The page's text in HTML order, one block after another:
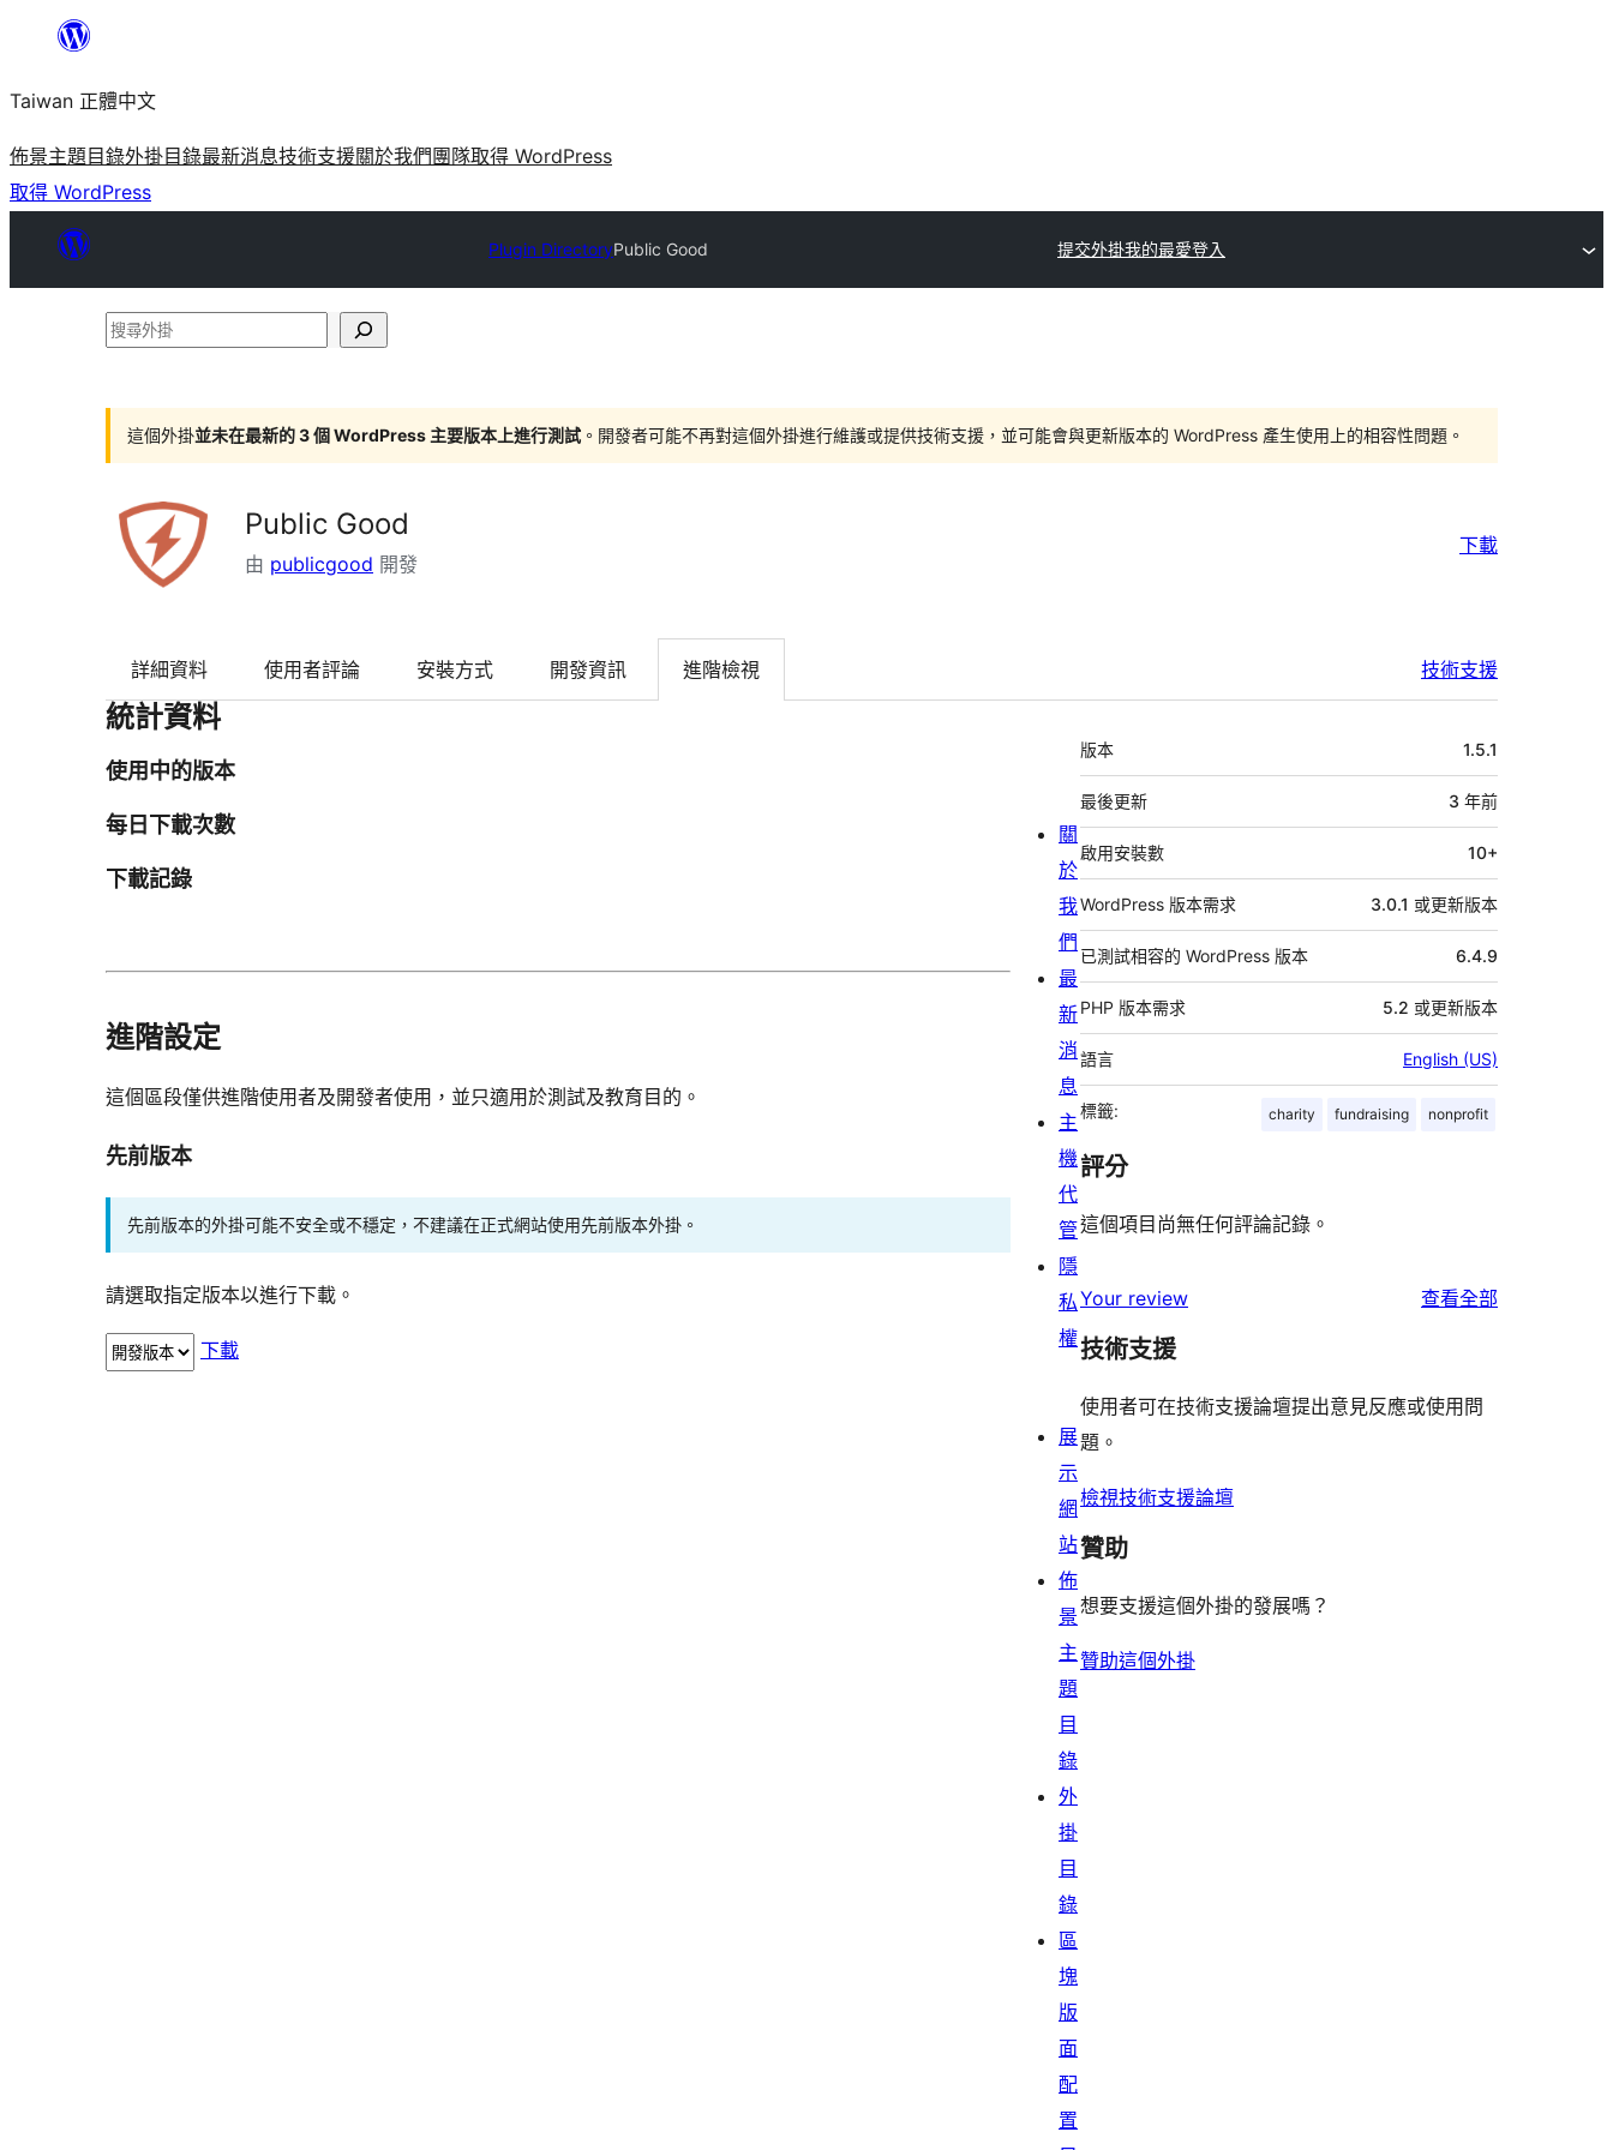
主
要
內
容
Taiwan 正體中文
佈景主題目錄外掛目錄最新消息技術支援關於我們 團隊取得 WordPress
取得 WordPress
Plugin DirectoryPublic Good 提交外掛我的最愛登入
搜
這個外掛並未在最新的 3 個 WordPress 主要版本上進行測試 。開發者可能不再對這個外掛進行維護或提供技術支援，並可能會與更新版本的 WordPress 產生使用上的相容性問題。
Public Good
由 publicgood 開發
下載
詳細資料 使用者評論 安裝方式 開發資訊 進階檢視 技術支援
統計資料
使用中的版本
每日下載次數
下載記錄
進階設定
這個區段僅供進階使用者及開發者使用，並只適用於測試及教育目的。
先前版本
先前版本的外掛可能不安全或不穩定，不建議在正式網站使用先前版本外掛。
請選取指定版本以進行下載。
下載
中
繼
資
料
版本 1.5.1
最後更新 3 年前
啟用安裝數 10+
WordPress 版本需求 3.0.1 或更新版本
已測試相容的 WordPress 版本 6.4.9
PHP 版本需求 5.2 或更新版本
語言 English (US)
標籤: charity fundraising nonprofit
評分
這個項目尚無任何評論記錄。
Your review 查看全部
技術支援
使用者可在技術支援論壇提出意見反應或使用問
題。
檢視技術支援論壇
贊助
想要支援這個外掛的發展嗎？
贊助這個外掛
關
於
我
們
最
新
消
息
主
機
代
管
隱
私
權
展
示
網
站
佈
景
主
題
目
錄
外
掛
目
錄
區
塊
版
面
配
置